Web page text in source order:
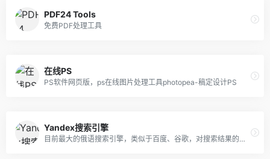
PDF24 Tools
免费PDF处理工具
在线PS
PS软件网页版，ps在线图片处理工具photopea-稿定设计PS
Yandex搜索引擎
目前最大的俄语搜索引擎，类似于百度、谷歌，对搜索结果的限制较少。